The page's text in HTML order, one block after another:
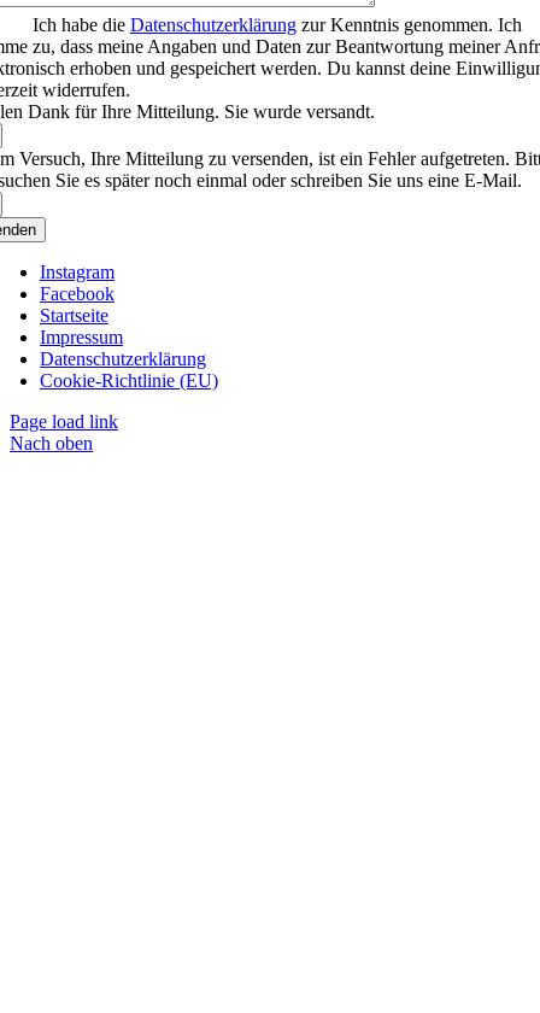
Ich habe die Datenschutzerklärungzur Kenntnis genommen. Ich
zu, dass meine Angaben und Daten zur Beantwortung meiner
erhoben und gespeichert werden. Du kannst deine
widerrufen.
Dank für Ihre Mitteilung. Sie wurde versandt.
Versuch, Ihre Mitteilung zu versenden, ist ein Fehler aufgetreten.
Sie es später noch einmal oder schreiben Sie uns eine E-Mail.
Instagram
Facebook
Startseite
Impressum
Datenschutzerklärung
Cookie-Richtlinie (EU)
Page load link
Nach oben